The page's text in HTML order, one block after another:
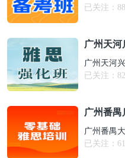
已关注：
广州天
广州天河
已关注：
广州番禺
广州番禺
已关注：